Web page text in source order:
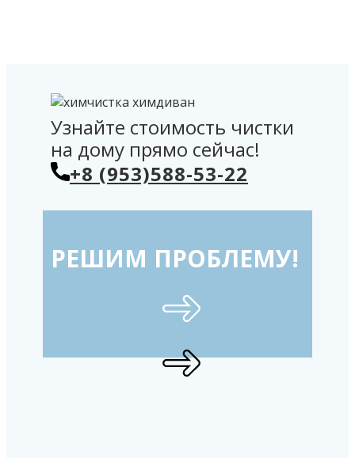
Узнайте стоимость чистки
на дому прямо сейчас!
+8 (953)588-53-22
РЕШИМ ПРОБЛЕМУ!